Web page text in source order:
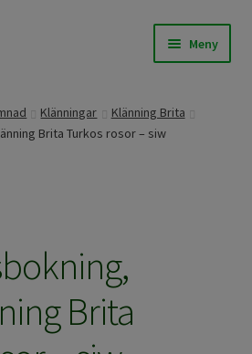
Meny
Klänningar
Klänning Brita
Brita Turkos rosor – siw
Brita